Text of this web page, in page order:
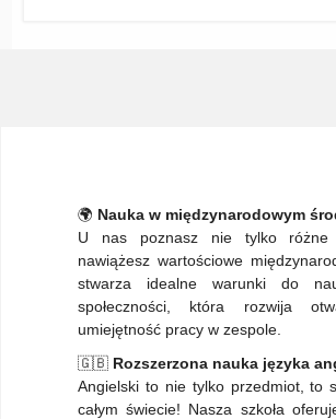
🌍 Nauka w międzynarodowym
U nas poznasz nie tylko różne
nawiążesz wartościowe
stwarza idealne warunki do
społeczności, która rozwija
umiejętność pracy w zespole.
🇬🇧 Rozszerzona nauka języka
Angielski to nie tylko przedmiot, to
całym świecie! Nasza szkoła